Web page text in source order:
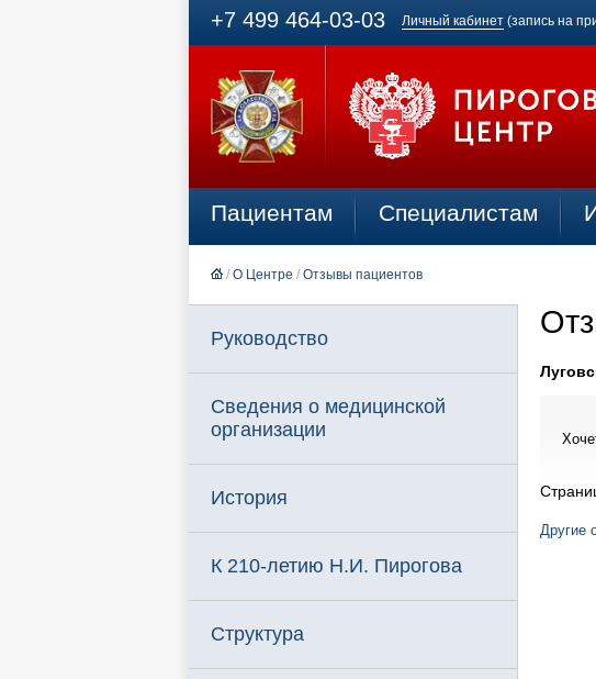
+7 499 464-03-03 Личный кабинет (запись на
Пациентам Специалистам
/ О Центре / Отзывы пациентов
Руководство
Сведения о медицинской
организации
История
К 210-летию Н.И. Пирогова
Структура
Другие